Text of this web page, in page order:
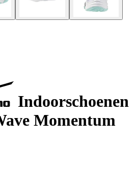
Indoorschoenen
Momentum